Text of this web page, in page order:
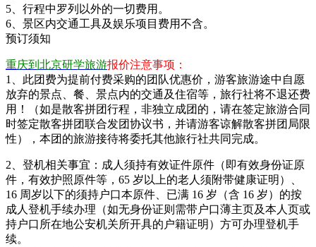
5、行程中罗列以外的一切费用。
6、景区内交通工具及娱乐项目费用不含。
预订须知
重庆到北京研学旅游报价注意事项：
1、此团费为提前付费采购的团队优惠价，游客旅游途中自愿
放弃的景点、餐、景点内的交通及住宿等，旅行社将不退还费
用！（如是散客拼团行程，非独立成团的，请在签定旅游合同
时签定散客拼团联合发团协议书，并请游客谅解散客拼团局限
性），本团的旅游接待将委托其他旅行社共同完成。
2、登机相关事宜：成人须持有效证件原件（即有效身份证原
件，有效护照原件等，65 岁以上的老人须附带健康证明）、
16 周岁以下的须持户口本原件、已满 16 岁（含 16 岁）的按
成人登机手续办理（如无身份证则需带户口薄主页及本人页或
持户口所在地公安机关所开具的户籍证明）方可办理登机手
续。